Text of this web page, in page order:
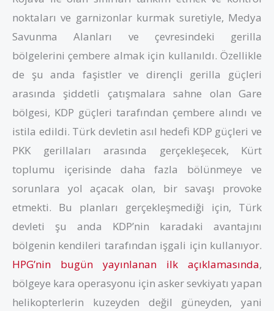
noktaları ve garnizonlar kurmak suretiyle, Medya
Savunma Alanları ve çevresindeki gerilla
bölgelerini çembere almak için kullanıldı. Özellikle
de şu anda faşistler ve dirençli gerilla güçleri
arasında şiddetli çatışmalara sahne olan Gare
bölgesi, KDP güçleri tarafından çembere alındı ve
istila edildi. Türk devletin asıl hedefi KDP güçleri ve
PKK gerillaları arasında gerçekleşecek, Kürt
toplumu içerisinde daha fazla bölünmeye ve
sorunlara yol açacak olan, bir savaşı provoke
etmekti. Bu planları gerçekleşmediği için, Türk
devleti şu anda KDP’nin karadaki avantajını
bölgenin kendileri tarafından işgali için kullanıyor.
HPG’nin bugün yayınlanan ilk açıklamasında,
bölgeye kara operasyonu için asker sevkiyatı yapan
helikopterlerin kuzeyden değil güneyden, yani